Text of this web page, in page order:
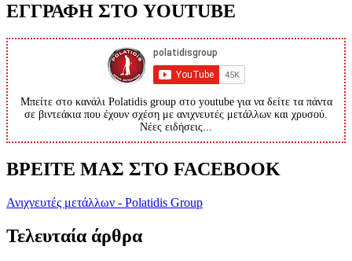
ΕΓΓΡΑΦΗ ΣΤΟ YOUTUBE
Μπείτε στο κανάλι Polatidis group στο youtube για να δείτε τα πάντα
σε βιντεάκια που έχουν σχέση με ανιχνευτές μετάλλων και χρυσού.
Νέες ειδήσεις...
ΒΡΕΙΤΕ ΜΑΣ ΣΤΟ FACEBOOK
Ανιχνευτές μετάλλων - Polatidis Group
Τελευταία άρθρα